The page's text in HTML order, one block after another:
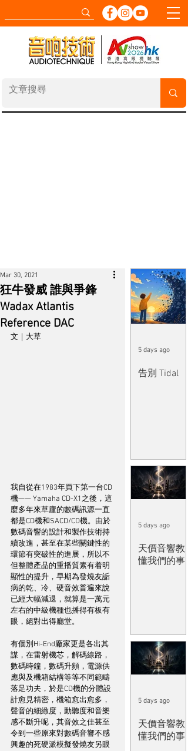
狂牛發威 誰與爭鋒
Wadax Atlantis
Reference DAC
Mar 30, 2021
文｜大草
我自從在1983年買下第一台CD
機—— Yamaha CD-X1之後，這
麼多年來草廬的數碼訊源一直
都是CD機和SACD/CD機。由於
數碼音響的設計和製作技術持
續改進，甚至在某些關鍵性的
環節有突破性的進展，所以不
但整體產品的重播質素有着明
顯性的提升，早期為發燒友詬
病的乾、冷、硬音效普遍來說
已經大幅減退，就算是一萬元
左右的中級機種也播得有板有
眼，絕對出得廳堂。
有個別Hi-End廠家更是各出其
謀，在雷射機芯，解碼線路，
數碼時鐘，數碼升頻，電源供
應與及機箱結構等等不同範疇
落足功夫，於是CD機的分體設
計愈見精密，機箱愈出愈多，
聲音的細緻度，動聽度和音樂
感不斷升呢，其音效之佳甚至
令到一些原來對數碼音響不感
興趣的死硬派模擬發燒友另眼
告別 Tidal
5 days ago
天價音響教
懂我們的事
5 days ago
天價音響教
懂我們的事
5 days ago